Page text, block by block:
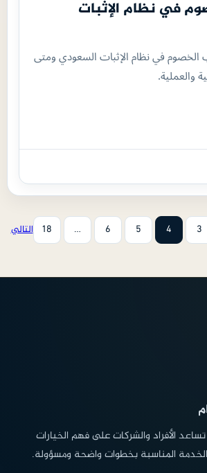
في نظام الإثبات
في نظام الإثبات السعودي ومتى
والعملية.
3
4
5
6
…
18 التالي
الأفراد والشركات على فهم الخيارات
الخدمة المناسبة بخطوات واضحة ومسؤولة.